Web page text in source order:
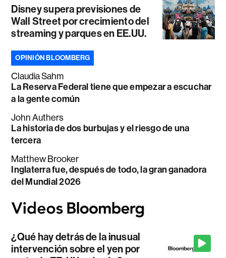
Disney supera previsiones de
Wall Street por crecimiento del
streaming y parques en EE.UU.
OPINIÓN BLOOMBERG
Claudia Sahm
La Reserva Federal tiene que empezar a escuchar
a la gente común
John Authers
La historia de dos burbujas y el riesgo de una
tercera
Matthew Brooker
Inglaterra fue, después de todo, la gran ganadora
del Mundial 2026
¿Qué hay detrás de la inusual
intervención sobre el yen por